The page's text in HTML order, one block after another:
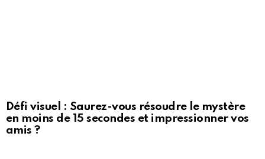
Défi visuel : Saurez-vous résoudre le mystère
en moins de 15 secondes et impressionner vos
amis ?